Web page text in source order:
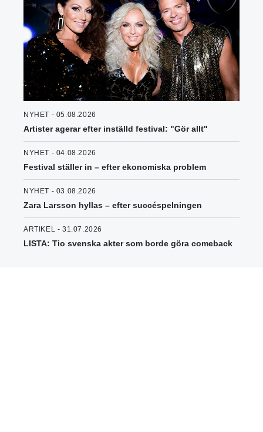
NYHET - 05.08.2026
Artister agerar efter inställd festival: "Gör allt"
NYHET - 04.08.2026
Festival ställer in – efter ekonomiska problem
NYHET - 03.08.2026
Zara Larsson hyllas – efter succéspelningen
ARTIKEL - 31.07.2026
LISTA: Tio svenska akter som borde göra comeback